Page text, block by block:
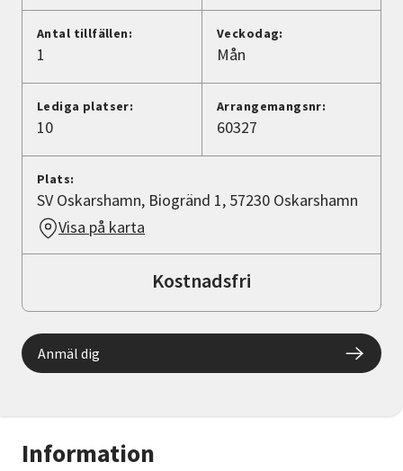
Lyssna
Information
Antal tillfällen:
1
Veckodag:
Mån
Lediga platser:
10
Arrangemangsnr:
60327
Plats:
SV Oskarshamn, Biogränd 1, 57230 Oskarshamn
Visa på karta
Kostnadsfri
Anmäl dig